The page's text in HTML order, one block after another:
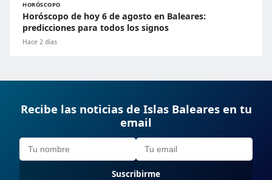
HORÓSCOPO
Horóscopo de hoy 6 de agosto en Baleares:
predicciones para todos los signos
Hace 2 días
Recibe las noticias de Islas Baleares en tu
email
Suscribirme